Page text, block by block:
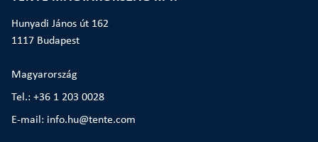
Hunyadi János út 162
1117 Budapest
Magyarország
Tel.: +36 1 203 0028
E-mail: info.hu@tente.com